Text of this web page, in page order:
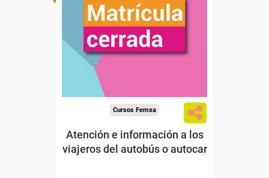
Cursos Femxa
Atención e información a los
viajeros del autobús o autocar